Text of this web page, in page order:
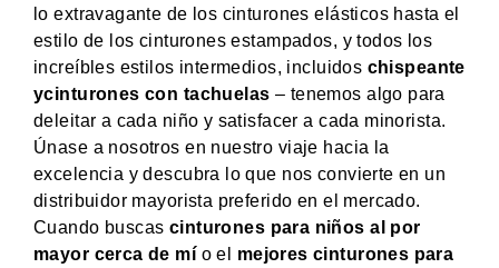
lo extravagante de los cinturones elásticos hasta el
estilo de los cinturones estampados, y todos los
increíbles estilos intermedios, incluidos chispeante
ycinturones con tachuelas – tenemos algo para
deleitar a cada niño y satisfacer a cada minorista.
Únase a nosotros en nuestro viaje hacia la
excelencia y descubra lo que nos convierte en un
distribuidor mayorista preferido en el mercado.
Cuando buscas cinturones para niños al por
mayor cerca de mí o el mejores cinturones para